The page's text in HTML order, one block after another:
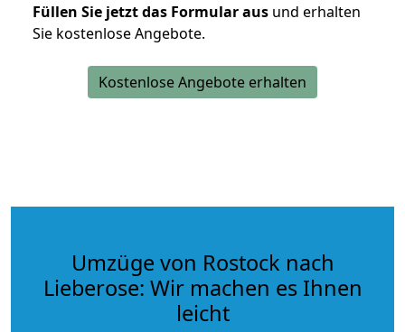
Füllen Sie jetzt das Formular aus und erhalten
Sie kostenlose Angebote.
Kostenlose Angebote erhalten
Umzüge von Rostock nach
Lieberose: Wir machen es Ihnen
leicht